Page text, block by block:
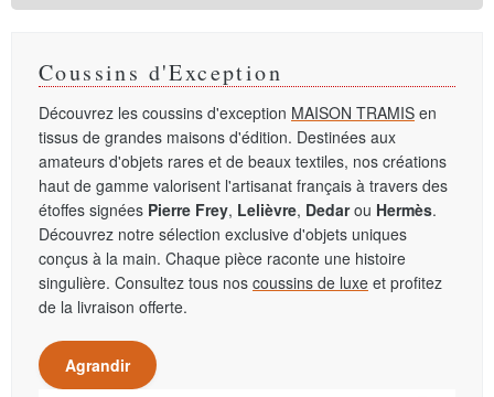
Coussins d'Exception
Découvrez les coussins d'exception MAISON TRAMIS en
tissus de grandes maisons d'édition. Destinées aux
amateurs d'objets rares et de beaux textiles, nos créations
haut de gamme valorisent l'artisanat français à travers des
étoffes signées Pierre Frey, Lelièvre, Dedarou Hermès.
Découvrez notre sélection exclusive d'objets uniques
conçus à la main. Chaque pièce raconte une histoire
singulière. Consultez tous nos coussins de luxe et profitez
de la livraison offerte.
Agrandir